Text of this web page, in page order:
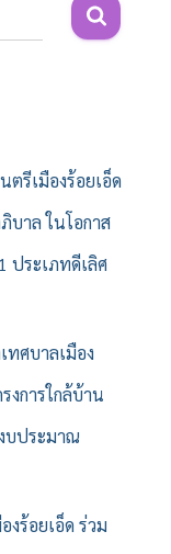
รีเมืองร้อยเอ็ด
บาล ในโอกาส
ประเภทดีเลิศ
ศบาลเมือง
งการใกล้บ้าน
บประมาณ
งร้อยเอ็ด ร่วม